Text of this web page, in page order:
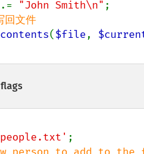
.= "John Smith\n"
($file,